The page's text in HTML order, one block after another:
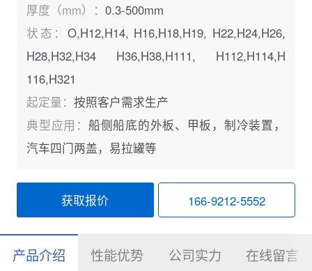
厚度（mm）：0.3-500mm
状态： O,H12,H14, H16,H18,H19, H22,H24,H26,
H28,H32,H34 H36,H38,H111, H112,H114,H
116,H321
起定量：按照客户需求生产
典型应用： 船侧船底的外板、甲板，制冷装置，
汽车四门两盖，易拉罐等
获取报价 166-9212-5552
产品介绍 性能优势 公司实力 在线留言